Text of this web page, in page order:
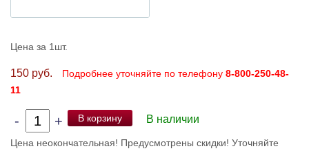
Цена за 1шт.
150 руб. Подробнее уточняйте по телефону 8-800-250-48-
11
- + В корзину В наличии
Цена неокончательная! Предусмотрены скидки! Уточняйте